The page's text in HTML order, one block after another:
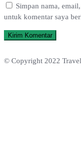
Simpan nama,
untuk komentar saya
© Copyright 2022